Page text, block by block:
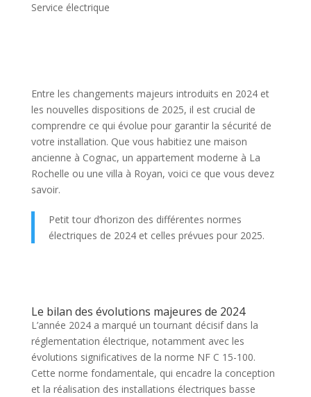
Service électrique
Entre les changements majeurs introduits en 2024 et
les nouvelles dispositions de 2025, il est crucial de
comprendre ce qui évolue pour garantir la sécurité de
votre installation. Que vous habitiez une maison
ancienne à Cognac, un appartement moderne à La
Rochelle ou une villa à Royan, voici ce que vous devez
savoir.
Petit tour d’horizon des différentes normes
électriques de 2024 et celles prévues pour 2025.
Le bilan des évolutions majeures de 2024
L’année 2024 a marqué un tournant décisif dans la
réglementation électrique, notamment avec les
évolutions significatives de la norme NF C 15-100.
Cette norme fondamentale, qui encadre la conception
et la réalisation des installations électriques basse